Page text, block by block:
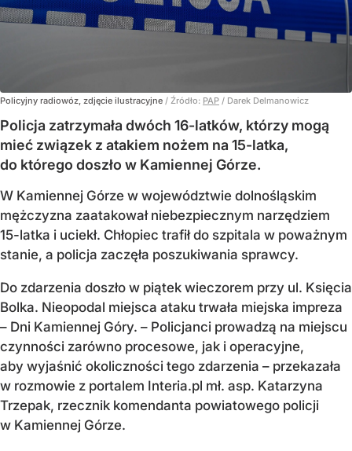
Policyjny radiowóz, zdjęcie ilustracyjne / Źródło: PAP / Darek Delmanowicz
Policja zatrzymała dwóch 16-latków, którzy mogą
mieć związek z atakiem nożem na 15-latka,
do którego doszło w Kamiennej Górze.
W Kamiennej Górze w województwie dolnośląskim
mężczyzna zaatakował niebezpiecznym narzędziem
15-latka i uciekł. Chłopiec trafił do szpitala w poważnym
stanie, a policja zaczęła poszukiwania sprawcy.
Do zdarzenia doszło w piątek wieczorem przy ul. Księcia
Bolka. Nieopodal miejsca ataku trwała miejska impreza
– Dni Kamiennej Góry. – Policjanci prowadzą na miejscu
czynności zarówno procesowe, jak i operacyjne,
aby wyjaśnić okoliczności tego zdarzenia – przekazała
w rozmowie z portalem Interia.pl mł. asp. Katarzyna
Trzepak, rzecznik komendanta powiatowego policji
w Kamiennej Górze.